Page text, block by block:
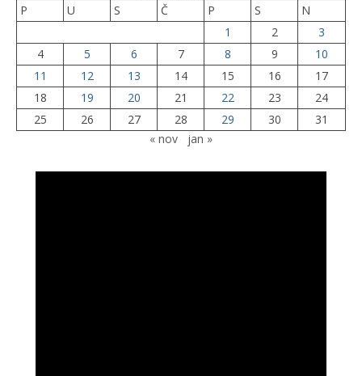
P
U S Č P S
N
1
2
3
4
5 6 7 8 9
10
11
12 13 14 15 16
17
18
19 20 21 22 23
24
25
26 27 28 29 30
31
« nov
jan »